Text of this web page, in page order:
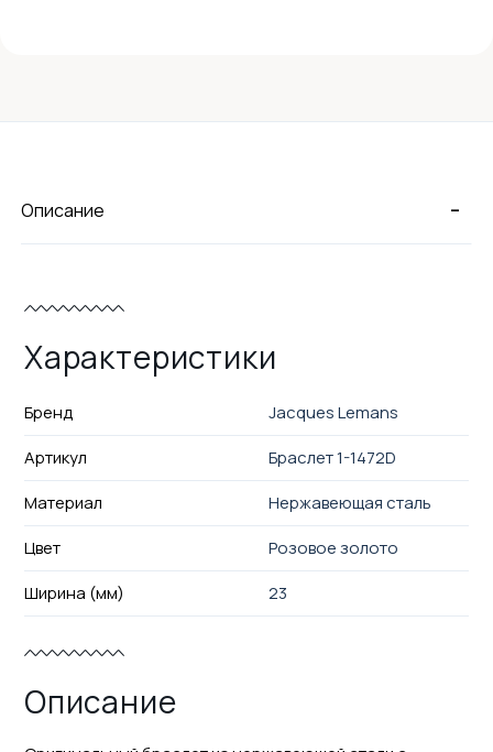
-
Описание
Характеристики
Бренд
Jacques Lemans
Артикул
Браслет 1-1472D
Материал
Нержавеющая сталь
Цвет
Розовое золото
Ширина (мм)
23
Описание